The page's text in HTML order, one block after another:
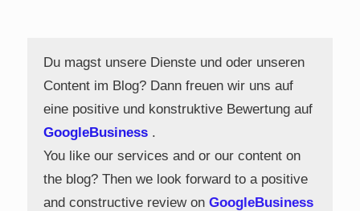
Du magst unsere Dienste und oder unseren
Content im Blog? Dann freuen wir uns auf
eine positive und konstruktive Bewertung auf
GoogleBusiness .
You like our services and or our content on
the blog? Then we look forward to a positive
and constructive review on GoogleBusiness